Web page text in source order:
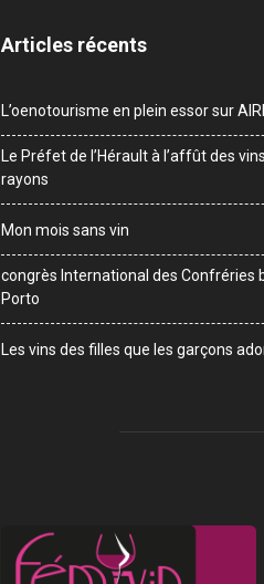
Articles récents
L’oenotourisme en plein essor sur
Le Préfet de l’Hérault à l’affût des
rayons
Mon mois sans vin
congrès International des Confréries
Porto
Les vins des filles que les garçons